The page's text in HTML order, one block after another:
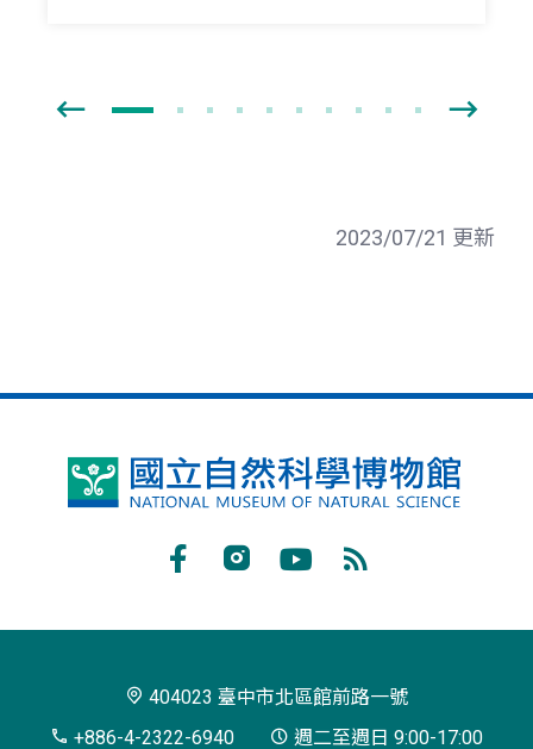
2023/07/21 更新
國
博
閱
404023 臺中市北區館前路一號
+886-4-2322-6940
週二至週日 9:00-17:00